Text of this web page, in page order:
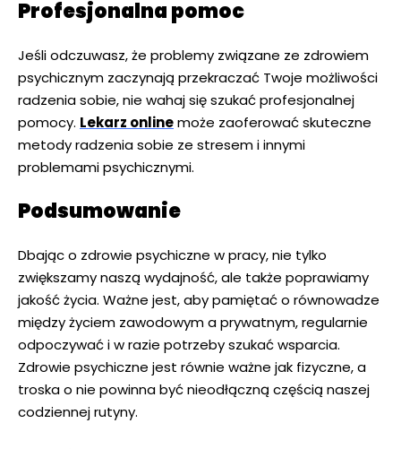
Profesjonalna pomoc
Jeśli odczuwasz, że problemy związane ze zdrowiem
psychicznym zaczynają przekraczać Twoje możliwości
radzenia sobie, nie wahaj się szukać profesjonalnej
pomocy. Lekarz onlinemoże zaoferować skuteczne
metody radzenia sobie ze stresem i innymi
problemami psychicznymi.
Podsumowanie
Dbając o zdrowie psychiczne w pracy, nie tylko
zwiększamy naszą wydajność, ale także poprawiamy
jakość życia. Ważne jest, aby pamiętać o równowadze
między życiem zawodowym a prywatnym, regularnie
odpoczywać i w razie potrzeby szukać wsparcia.
Zdrowie psychiczne jest równie ważne jak fizyczne, a
troska o nie powinna być nieodłączną częścią naszej
codziennej rutyny.